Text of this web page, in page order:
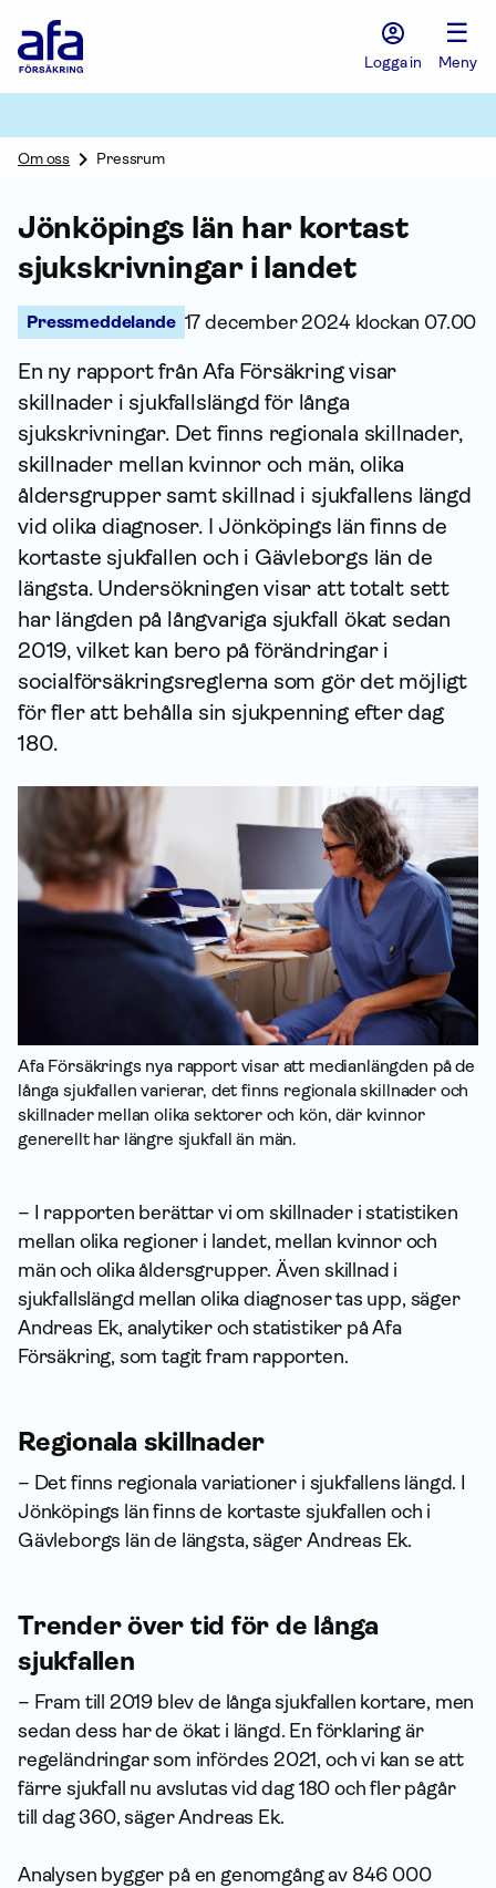
Försäkring
Logga in
☰
Meny
Om oss Pressrum
Jönköpings län har kortast
sjukskrivningar i landet
Pressmeddelande 17 december 2024 klockan 07.00
En ny rapport från Afa För­säkring visar
skillnader i sjukfallslängd för långa
sjukskrivningar. Det finns regionala skillnader,
skillnader mellan kvinnor och män, olika
åldersgrupper samt skillnad i sjukfallens längd
vid olika diagnoser. I Jönköpings län finns de
kortaste sjukfallen och i Gävleborgs län de
längsta. Undersökningen visar att totalt sett
har längden på långvariga sjukfall ökat sedan
2019, vilket kan bero på förändringar i
socialförsäkringsreglerna som gör det möjligt
för fler att behålla sin sjukpenning efter dag
180.
Afa Försäkrings nya rapport visar att medianlängden på de
långa sjukfallen varierar, det finns regionala skillnader och
skillnader mellan olika sektorer och kön, där kvinnor
generellt har längre sjukfall än män.
– I rapporten berättar vi om skillnader i statistiken
mellan olika regioner i landet, mellan kvinnor och
män och olika åldersgrupper. Även skillnad i
sjukfallslängd mellan olika diagnoser tas upp, säger
Andreas Ek, analytiker och statistiker på Afa
Försäkring, som tagit fram rapporten.
Regionala skillnader
– Det finns regionala variationer i sjukfallens längd. I
Jönköpings län finns de kortaste sjukfallen och i
Gävleborgs län de längsta, säger Andreas Ek.
Trender över tid för de långa
sjukfallen
– Fram till 2019 blev de långa sjukfallen kortare, men
sedan dess har de ökat i längd. En förklaring är
regeländringar som infördes 2021, och vi kan se att
färre sjukfall nu avslutas vid dag 180 och fler pågår
till dag 360, säger Andreas Ek.
Analysen bygger på en genomgång av 846 000